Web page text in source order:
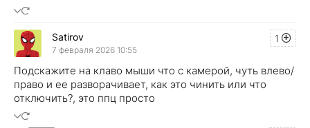
1
Satirov
7 февраля 2026 10:55
Подскажите на клаво мыши что с камерой, чуть влево/
право и ее разворачивает, как это чинить или что
отключить?, это ппц просто